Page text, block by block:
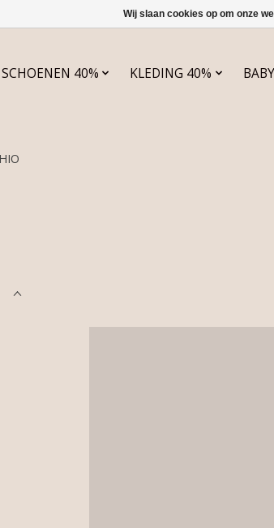
SCHOENEN 40% KLEDING 40%
Wij slaan cookies op om onze